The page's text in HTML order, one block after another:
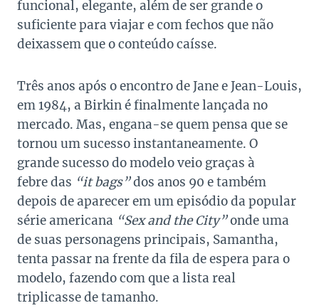
funcional, elegante, além de ser grande o
suficiente para viajar e com fechos que não
deixassem que o conteúdo caísse.
Três anos após o encontro de Jane e Jean-Louis,
em 1984, a Birkin é finalmente lançada no
mercado. Mas, engana-se quem pensa que se
tornou um sucesso instantaneamente. O
grande sucesso do modelo veio graças à
febre das “it bags”dos anos 90 e também
depois de aparecer em um episódio da popular
série americana “Sex and the City”onde uma
de suas personagens principais, Samantha,
tenta passar na frente da fila de espera para o
modelo, fazendo com que a lista real
triplicasse de tamanho.